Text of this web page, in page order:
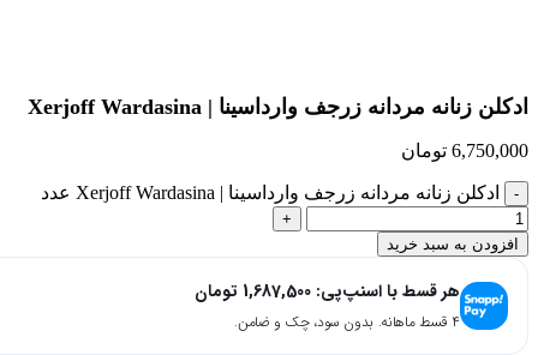
ادکلن زنانه مردانه زرجف وارداسینا | Xerjoff Wardasina
6,750,000 تومان
ادکلن زنانه مردانه زرجف وارداسینا | Xerjoff Wardasina عدد
افزودن به سبد خرید
هر قسط با اسنپ‌پی: 1,687,500 تومان
۴ قسط ماهانه. بدون سود، چک و ضامن.